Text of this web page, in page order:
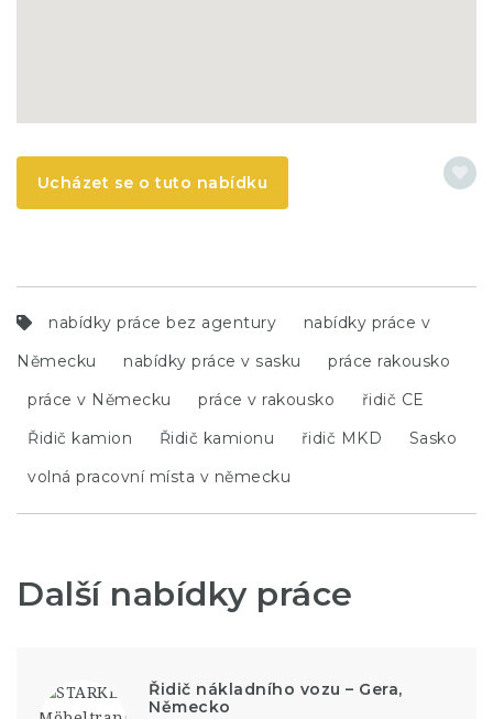
Ucházet se o tuto nabídku
nabídky práce bez agentury
nabídky práce v
Německu
nabídky práce v sasku
práce rakousko
práce v Německu
práce v rakousko
řidič CE
Řidič kamion
Řidič kamionu řidič MKD
Sasko
volná pracovní místa v německu
Další nabídky práce
Řidič nákladního vozu – Gera,
Německo